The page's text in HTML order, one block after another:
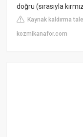
doğru (sırasıyla
Kaynak kaldırma
kozmikanafor.com